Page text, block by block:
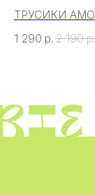
ТРУСИКИ
1 290 р. 2 190 р.